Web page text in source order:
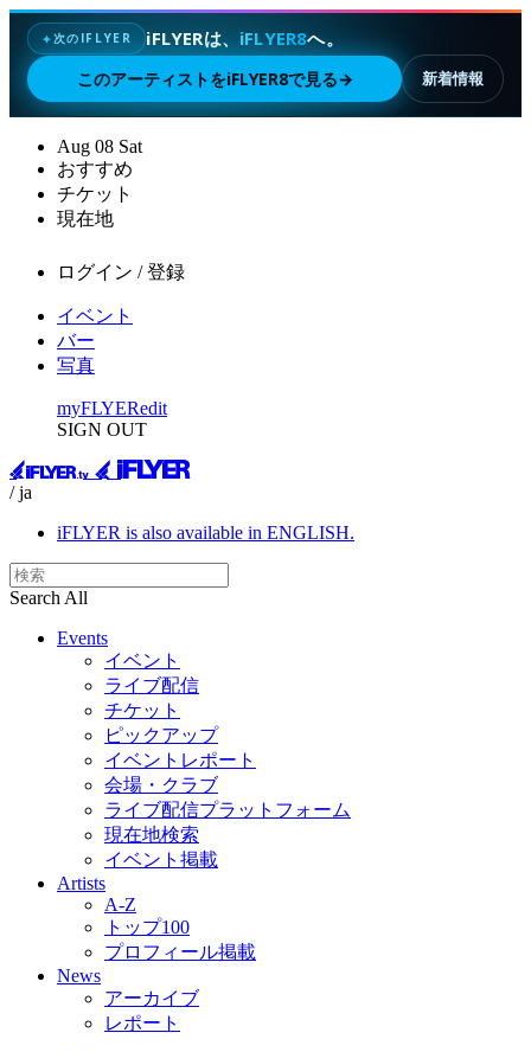
✦次のIFLYER iFLYERは、 iFLYER8へ。
このアーティストをiFLYER8で見る→ 新着情報
Aug 08 Sat
おすすめ
チケット
現在地
ログイン / 登録
イベント
バー
写真
myFLYERedit
SIGN OUT
/ ja
iFLYER is also available in ENGLISH.
Search All
Events
イベント
ライブ配信
チケット
ピックアップ
イベントレポート
会場・クラブ
ライブ配信プラットフォーム
現在地検索
イベント掲載
Artists
A-Z
トップ100
プロフィール掲載
News
アーカイブ
レポート